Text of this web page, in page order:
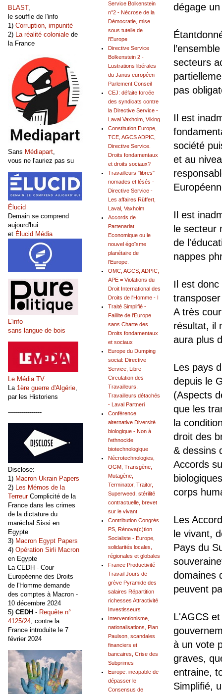
dégage
secteurs
pas
Il est
société
et au
Il est
le secteur
de
nappes
Il est donc
A très
résultat, il
aura plus
Les pays
depuis le
(Aspects
que les
la
droit des
& dessins
Accords
corps
Les
le vivant,
Pays du
domaines
peuvent
L'AGCS
à un vote
graves,
entraine,
Simplifié,
Service Bolkenstein
n°2 - Nécrose de la
Démocratie, mise
sous tutelle de
l'Europe
Directive Service
Bolkenstein 2 -
Lustrations libérales
du Janus européen
Parlement Conseil
CEJ: défaite forcée
des syndicats contre
la Directive Service -
Laval Vaxholm, Viking
Constitution Europe,
TCE, AGCS ADPIC,
Directive Service.
Droits fondamentaux
et droits sociaux?
Travailleurs "libres"
nomades et lésés -
Directive Service -
Les affaires Rüffert,
Laval, Vaxholm
Accords de
Partenariat
Economique ou le
nouvel égoïsme
planétaire de
l'Europe.
OMC, AGCS, ADPIC,
APE = Violations du
Droit International des
Droits de l'Homme - I
Traité Simplifié -
Faillite de l'Europe
sans Charte des
Droits fondamentaux
et sociaux
Europe du Dumping
social: Directive
Service, Libre
Circulation des
Travailleurs,
Travailleurs détachés
- Laval Partneri
Conférence
alternative Diversité
biologique - Non à
l'ethnocide
biotechnologique
Nécrotechnologies,
OGM, Transgène,
Mutagène,
Terminator, Traitor,
Superweed, stérilité
contractuelle, brevet
sur le vivant
Contribution Congrès
PS, Rénova(c)tion
Socialiste - Europe,
solidarités locales,
régionales et globales
France Productivité
Travail Jours de
grève Pyramide des
salaires Répartition
richesses Attractivité
Investisseurs
Interventionisme,
nationalisations, Plan
Paulson, scandales
financiers et
bancaires, Crise des
Subprimes
Europe: incapable de
dépasser le
Consensus de
BLAST,
le souffle de l'info
1) Corruption, impunité
2) La réalité coloniale de
la France
Sans Médiapart,
vous ne l'auriez pas su
Élucid
Demain se comprend
aujourd'hui
et Élucid Média
L'info
sans langue de bois
Le Média TV
La 1ère guerre d'Algérie
par les Historiens
-----------------
Disclose:
1) Macron Ukrain Papers
2) Les Mémos de la
TerreurComplicité de la
France dans les crimes
de la dictature du
maréchal Sissi en
Egypte
3) Macron Egypt Papers
4) Opération Sirli Macron
en Egypte
La CEDH - Cour
Européenne des Droits
de l'Homme demande
des comptes à Macron -
10 décembre 2024
5) CEDH - Requête n°
4125/24, contre la
France introduite le 7
février 2024